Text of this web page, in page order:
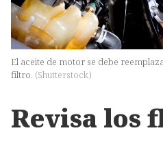
El aceite de motor se debe
filtro. (Shutterstock)
Revisa los